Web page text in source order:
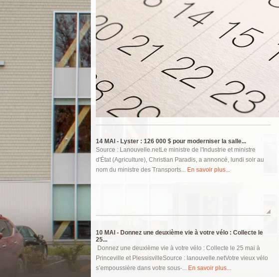
14 MAI - Lyster : 126 000 $ pour moderniser la salle...
Source : Lanouvelle.netLe ministre de l'Industrie et ministre
d'État (Agriculture), Christian Paradis, a annoncé, lundi soir au
nom du ministre des Transports... En savoir plus...
10 MAI - Donnez une deuxième vie à votre vélo : Collecte le
25...
Donnez une deuxième vie à votre vélo : Collecte le 25 mai à
Princeville et PlessisvilleSource : lanouvelle.netVotre vieux vélo
s’empoussière dans votre sous-... En savoir plus...
Pages